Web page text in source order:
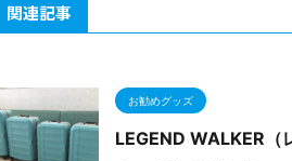
関連記事
お勧めグッズ
LEGEND WALKER（